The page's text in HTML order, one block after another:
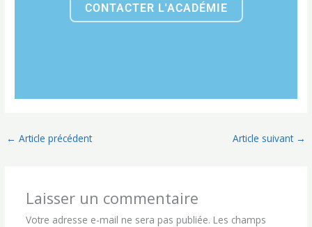
CONTACTER L'ACADÉMIE
← Article précédent Article suivant →
Laisser un commentaire
Votre adresse e-mail ne sera pas publiée. Les champs